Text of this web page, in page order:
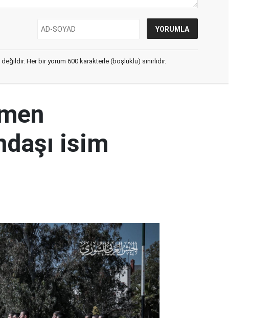
Her bir yorum 600 karakterle (boşluklu) sınırlıdır.
isim